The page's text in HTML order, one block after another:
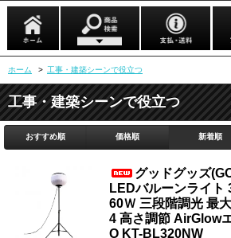
ホーム > 工事・建築シーンで役立つ
工事・建築シーンで役立つ
おすすめ順 価格順 新着順
グッドグッズ
LEDバルーンライト
60Ｗ 三段階調光 最
4 高さ調節 AirGlow
O KT-BL320NW